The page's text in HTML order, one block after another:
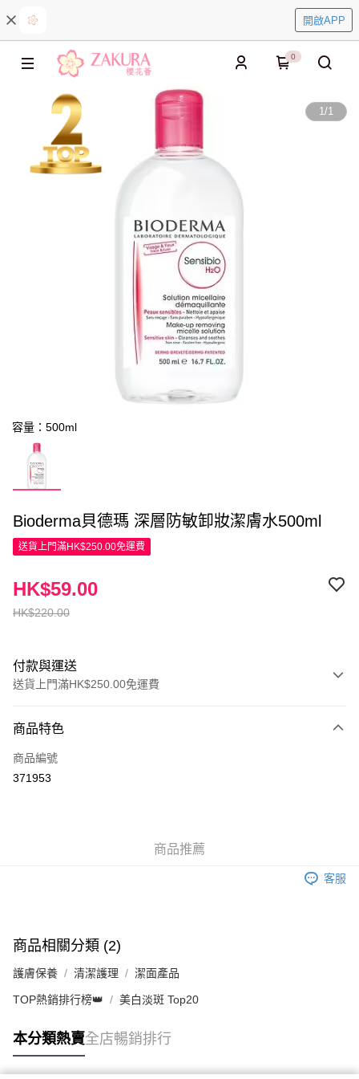
開啟APP
0
1/1
容量：500ml
Bioderma貝德瑪 深層防敏卸妝潔膚水500ml
送貨上門滿HK$250.00免運費
HK$220.00
HK$59.00
付款與運送
送貨上門滿HK$250.00免運費
信用卡
Apple Pay
付款後門市自取，訂單確認後2-4個工作天到店，7天內取。逾期後
商品特色
商品編號
371953
商品推薦
客服
商品相關分類 (2)
護膚保養 清潔護理 潔面產品
TOP熱銷排行榜👑 美白淡斑 Top20
本分類熱賣全店暢銷排行